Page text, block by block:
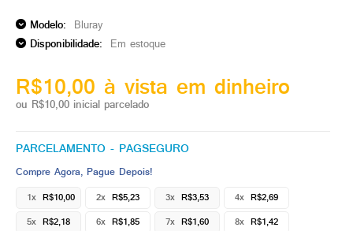
Modelo: Bluray
Disponibilidade: Em estoque
R$10,00 à vista em dinheiro
ou R$10,00 inicial parcelado
PARCELAMENTO - PAGSEGURO
Compre Agora, Pague Depois!
1x R$10,00 2x R$5,23 3x R$3,53 4x R$2,69
5x R$2,18 6x R$1,85 7x R$1,60 8x R$1,42